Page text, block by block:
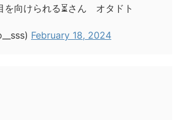
を向けられる⏳さん オタドト
February 18, 2024